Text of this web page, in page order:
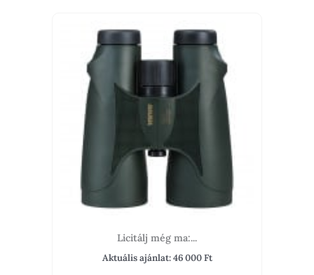
Licitálj még ma:...
Aktuális ajánlat:46 000Ft